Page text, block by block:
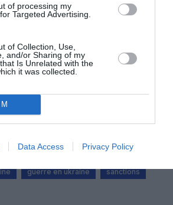
of processing my
Targeted Advertising.
of Collection, Use,
and/or Sharing of my
Is Unrelated with the
it was collected.
Data Access Privacy Policy
l'article :
de Lufthansa Group
l'article :
le 23 juillet 2026
guerre en ukraine sanctions